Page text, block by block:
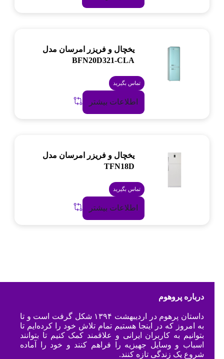
یخچال و فریزر امرسان مدل
BFN20D321-CLA
تماس بگیرید
اطلاعات بیشتر
یخچال و فریزر امرسان مدل
TFN18D
تماس بگیرید
اطلاعات بیشتر
درباره پروهوم
داستان پرهوم در اردیبهشت ۱۳۹۴ شکل گرفت است و تا
به امروز که در اینجا هستیم تمام تلاش خود را کرده‌ایم تا
بتوانیم به کاربران ایرانی و علاقمند کمک کنیم تا بتوانند
اسباب و وسایل جهیزیه را فراهم کنند و خود را آماده
شروع یک زندگی تازه کنند.